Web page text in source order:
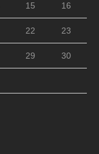
15 16
22 23
29 30